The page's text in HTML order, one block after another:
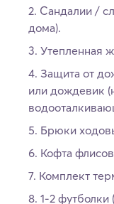
Сандалии /
дома).
Утепленная
Защита от
или дождевик
Брюки
Кофта
Комплект
1-2 футболки